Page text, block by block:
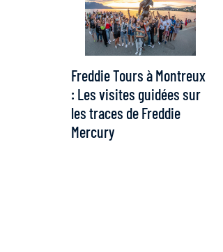
Freddie Tours à Montreux
: Les visites guidées sur
les traces de Freddie
Mercury